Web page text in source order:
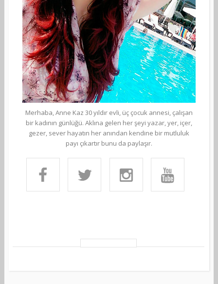
Merhaba, Anne Kaz 30 yıldır evli, üç çocuk annesi, çalışan
bir kadının günlüğü. Aklına gelen her şeyi yazar, yer, içer,
gezer, sever hayatın her anından kendine bir mutluluk
payı çıkartır bunu da paylaşır.